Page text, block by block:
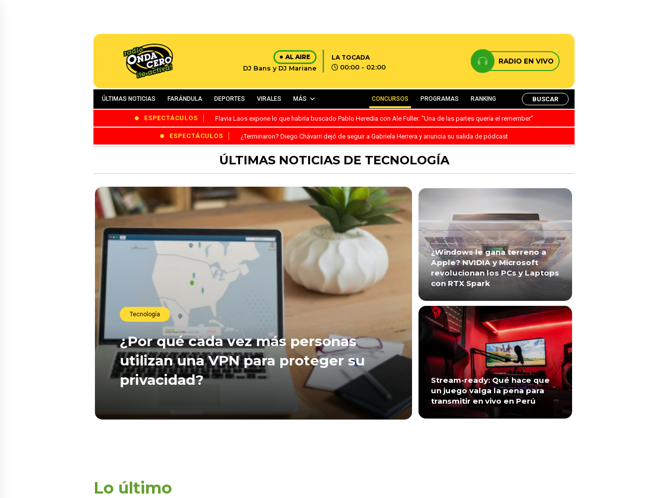
AL AIRE
DJ Bans y DJ Mariane
LA TOCADA
00:00 - 02:00
RADIO EN VIVO
ÚLTIMAS NOTICIAS FARÁNDULA DEPORTES VIRALES MÁS CONCURSOS PROGRAMAS RANKING BUSCAR
ESPECTÁCULOS Flavia Laos expone lo que habría buscado Pablo Heredia con Ale Fuller: “Una de las partes quería el remember”
ESPECTÁCULOS ¿Terminaron? Diego Chávarri dejó de seguir a Gabriela Herrera y anuncia su salida de pódcast
ÚLTIMAS NOTICIAS DE TECNOLOGÍA
Tecnología
¿Por qué cada vez más personas
utilizan una VPN para proteger su
privacidad?
¿Windows le gana terreno a
Apple? NVIDIA y Microsoft
revolucionan los PCs y Laptops
con RTX Spark
Stream-ready: Qué hace que
un juego valga la pena para
transmitir en vivo en Perú
Lo último